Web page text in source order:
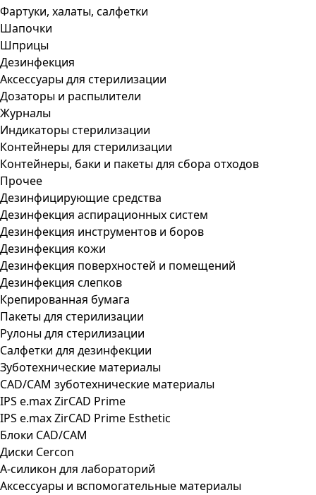
Фартуки, халаты, салфетки
Шапочки
Шприцы
Дезинфекция
Аксессуары для стерилизации
Дозаторы и распылители
Журналы
Индикаторы стерилизации
Контейнеры для стерилизации
Контейнеры, баки и пакеты для сбора отходов
Прочее
Дезинфицирующие средства
Дезинфекция аспирационных систем
Дезинфекция инструментов и боров
Дезинфекция кожи
Дезинфекция поверхностей и помещений
Дезинфекция слепков
Крепированная бумага
Пакеты для стерилизации
Рулоны для стерилизации
Салфетки для дезинфекции
Зуботехнические материалы
CAD/CAM зуботехнические материалы
IPS e.max ZirCAD Prime
IPS e.max ZirCAD Prime Esthetic
Блоки CAD/CAM
Диски Cercon
А-силикон для лабораторий
Аксессуары и вспомогательные материалы